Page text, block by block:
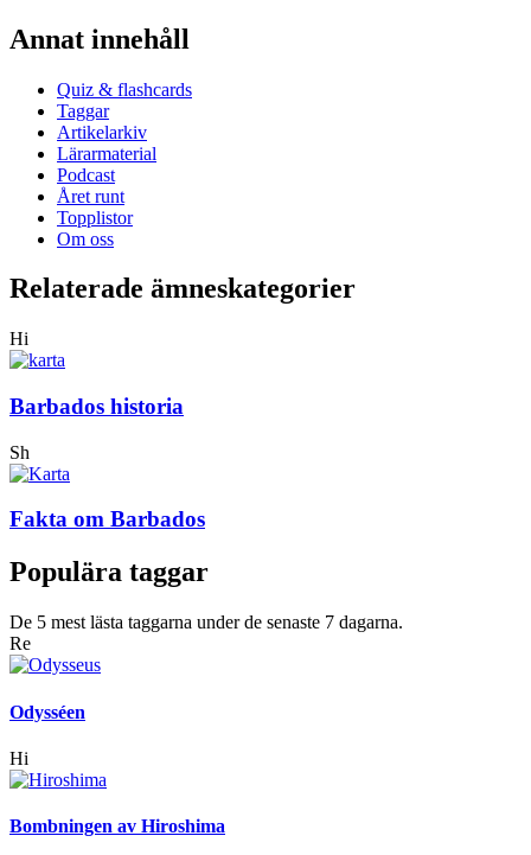
Annat innehåll
Quiz & flashcards
Taggar
Artikelarkiv
Lärarmaterial
Podcast
Året runt
Topplistor
Om oss
Relaterade ämneskategorier
Hi
Barbados historia
Sh
Fakta om Barbados
Populära taggar
De 5 mest lästa taggarna under de senaste 7 dagarna.
Re
Odysséen
Hi
Bombningen av Hiroshima